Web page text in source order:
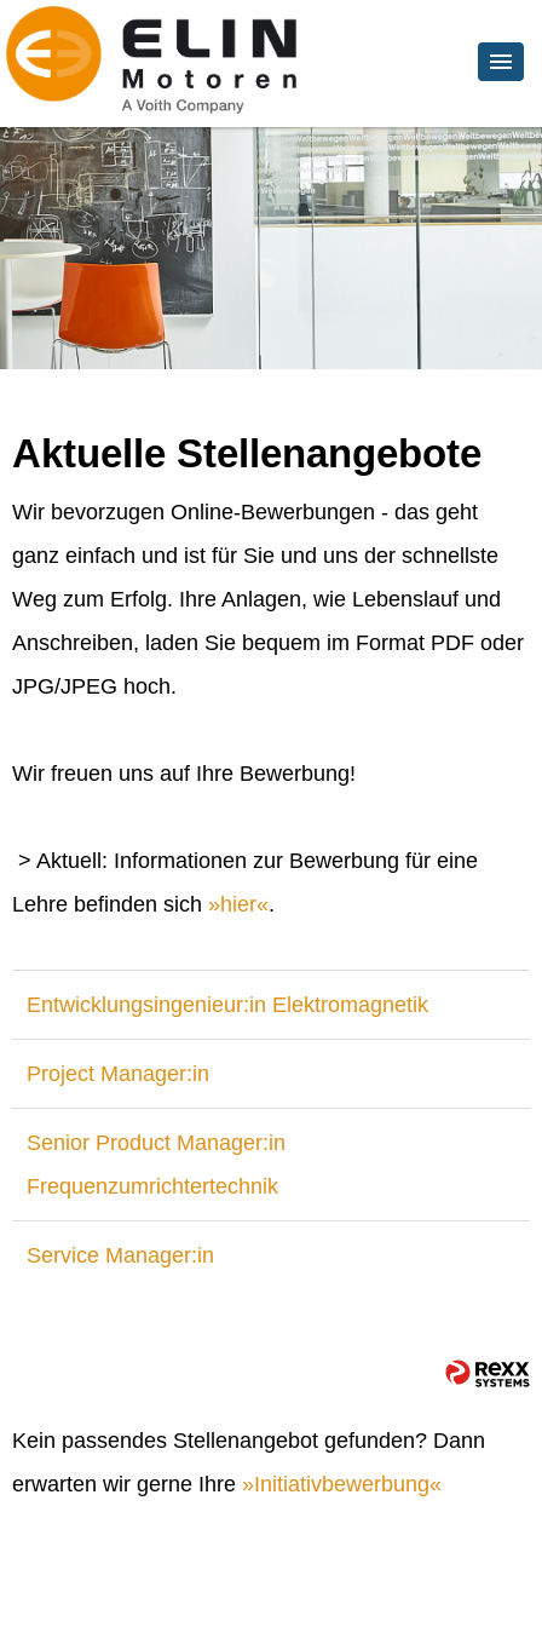
Aktuelle Stellenangebote
Wir bevorzugen Online-Bewerbungen - das geht
ganz einfach und ist für Sie und uns der schnellste
Weg zum Erfolg. Ihre Anlagen, wie Lebenslauf und
Anschreiben, laden Sie bequem im Format PDF oder
JPG/JPEG hoch.
Wir freuen uns auf Ihre Bewerbung!
> Aktuell: Informationen zur Bewerbung für eine
Lehre befinden sich
hier .
Entwicklungsingenieur:in Elektromagnetik
Project Manager:in
Senior Product Manager:in
Frequenzumrichtertechnik
Service Manager:in
Kein passendes Stellenangebot gefunden? Dann
erwarten wir gerne Ihre
Initiativbewerbung